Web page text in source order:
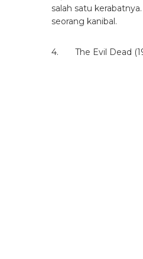
salah satu
seorang kanibal.
4. The Evil Dead